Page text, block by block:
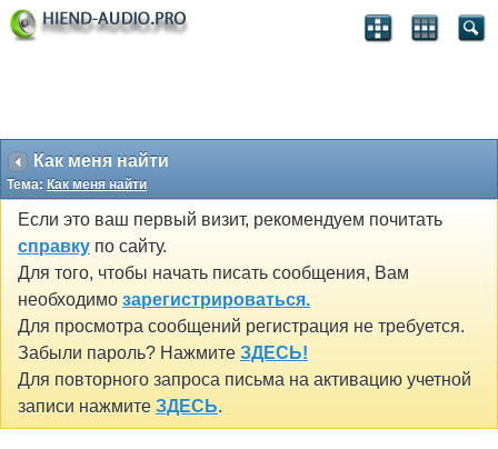
Как меня найти
Тема: Как меня найти
Если это ваш первый визит, рекомендуем почитать
справку по сайту.
Для того, чтобы начать писать сообщения, Вам
необходимо зарегистрироваться.
Для просмотра сообщений регистрация не требуется.
Забыли пароль? Нажмите ЗДЕСЬ!
Для повторного запроса письма на активацию учетной
записи нажмите ЗДЕСЬ.